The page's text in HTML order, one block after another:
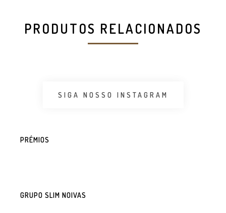
PRODUTOS RELACIONADOS
SIGA NOSSO INSTAGRAM
PRÉMIOS
GRUPO SLIM NOIVAS